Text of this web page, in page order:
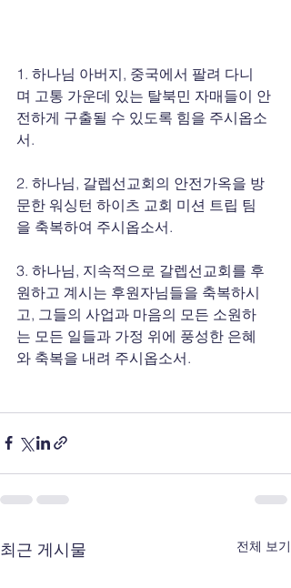
1. 하나님 아버지, 중국에서 팔려 다니
며 고통 가운데 있는 탈북민 자매들이 안
전하게 구출될 수 있도록 힘을 주시옵소
서.
2. 하나님, 갈렙선교회의 안전가옥을 방
문한 워싱턴 하이츠 교회 미션 트립 팀
을 축복하여 주시옵소서.
3. 하나님, 지속적으로 갈렙선교회를 후
원하고 계시는 후원자님들을 축복하시
고, 그들의 사업과 마음의 모든 소원하
는 모든 일들과 가정 위에 풍성한 은혜
와 축복을 내려 주시옵소서.
최근 게시물 전체 보기